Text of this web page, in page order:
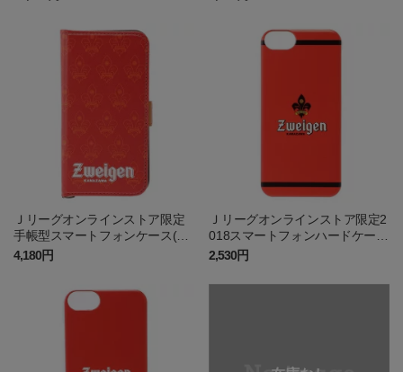
Ｊリーグオンラインストア限定
手帳型スマートフォンケース(ベ
ーシック1)
4,180円
Ｊリーグオンラインストア限定2
018スマートフォンハードケース
(ベーシック1)
2,530円